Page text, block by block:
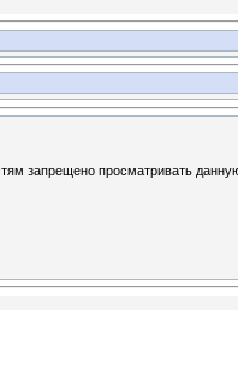
запрещено просматривать